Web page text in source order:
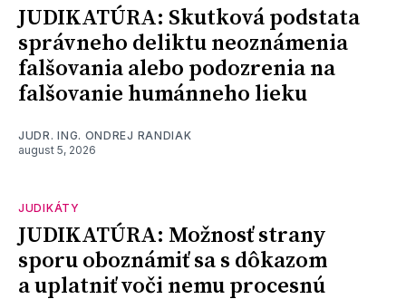
JUDIKATÚRA: Skutková podstata
správneho deliktu neoznámenia
falšovania alebo podozrenia na
falšovanie humánneho lieku
JUDR. ING. ONDREJ RANDIAK
august 5, 2026
JUDIKÁTY
JUDIKATÚRA: Možnosť strany
sporu oboznámiť sa s dôkazom
a uplatniť voči nemu procesnú